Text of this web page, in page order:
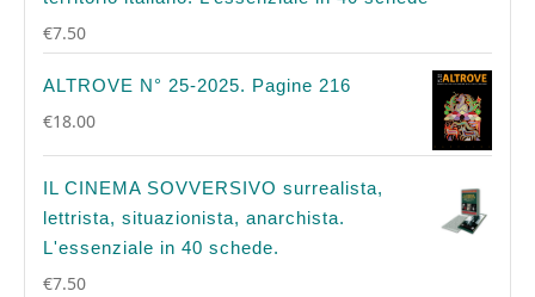
€7.50
ALTROVE N° 25-2025. Pagine 216
€18.00
IL CINEMA SOVVERSIVO surrealista,
lettrista, situazionista, anarchista.
L'essenziale in 40 schede.
€7.50